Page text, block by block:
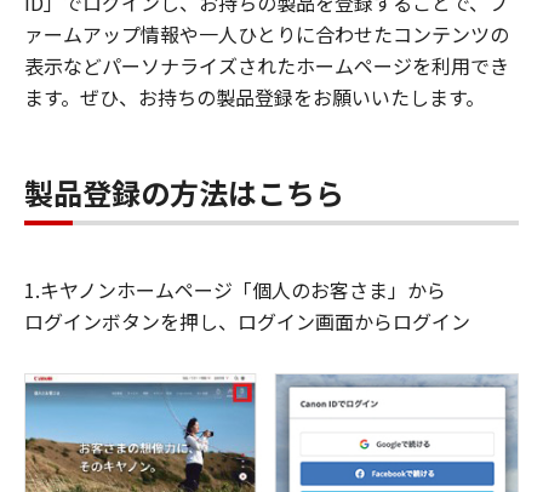
ァームアップ情報や一人ひとりに合わせたコンテンツの
表示などパーソナライズされたホームページを利用でき
ます。ぜひ、お持ちの製品登録をお願いいたします。
製品登録の方法はこちら
1.キヤノンホームページ「個人のお客さま」から
ログインボタンを押し、ログイン画面からログイン